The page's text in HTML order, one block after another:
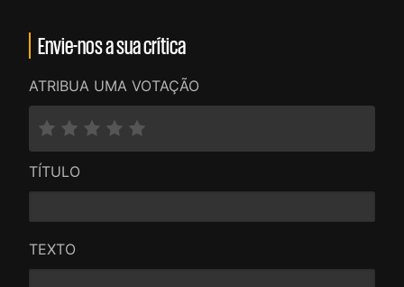
Envie-nos a sua crítica
ATRIBUA UMA VOTAÇÃO
TÍTULO
TEXTO